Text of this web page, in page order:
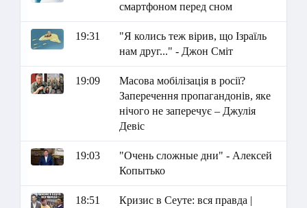
смартфоном перед сном
19:31
"Я колись теж вірив, що Ізраїль
нам друг..." - Джон Сміт
19:09
Масова мобілізація в росії?
Заперечення пропагандонів, яке
нічого не заперечує – Джулія
Девіс
19:03
"Очень сложные дни" - Алексей
Копытько
18:51
Кризис в Сеуте: вся правда |